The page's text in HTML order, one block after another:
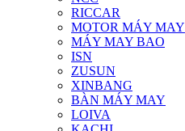
RICCAR
MOTOR MÁY MAY
MÁY MAY BAO
ISN
ZUSUN
XINBANG
BÀN MÁY MAY
LOIVA